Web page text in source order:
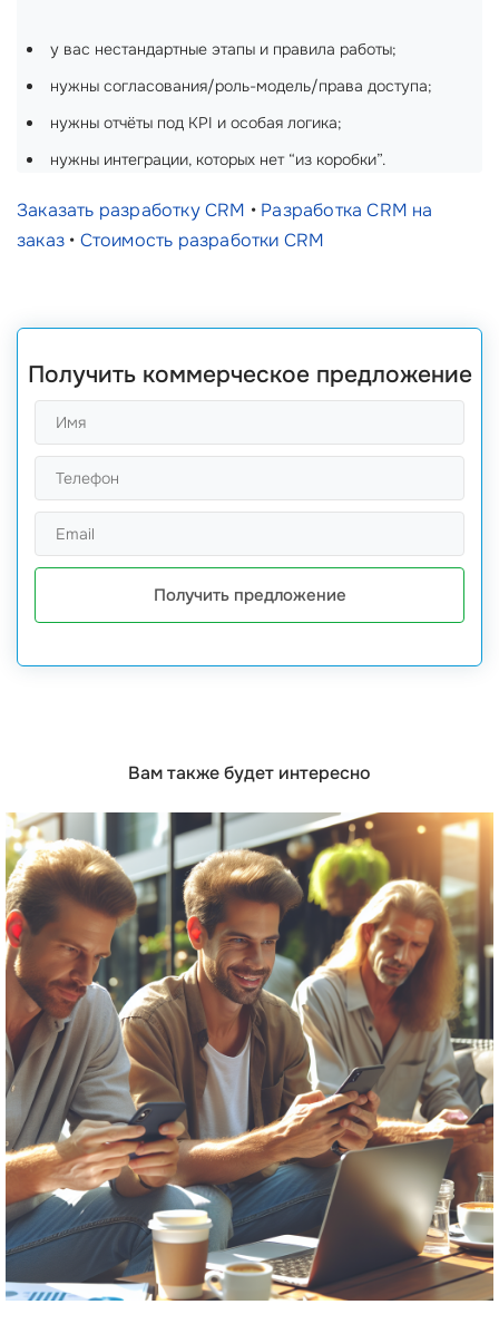
у вас нестандартные этапы и правила работы;
нужны согласования/роль-модель/права доступа;
нужны отчёты под KPI и особая логика;
нужны интеграции, которых нет “из коробки”.
Заказать разработку CRM • Разработка CRM на
заказ • Стоимость разработки CRM
Получить коммерческое предложение
Получить предложение
Вам также будет интересно